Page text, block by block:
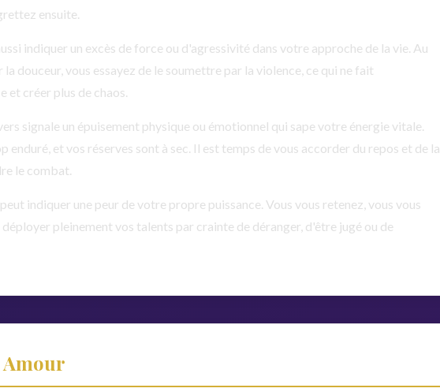
ensuite.
indiquer un excès de force ou d'agressivité dans votre approche de la vie. Au
douceur, vous essayez de le soumettre par la violence, ce qui ne fait
et créer plus de chaos.
signale un épuisement physique ou émotionnel qui sape votre énergie vitale.
enduré, et vos réserves sont à sec. Il est temps de vous accorder du repos et de la
le combat.
indiquer une peur de votre propre puissance. Vous vous retenez, vous vous
déployer pleinement vos talents par crainte de déranger, d'être jugé ou de
Amour